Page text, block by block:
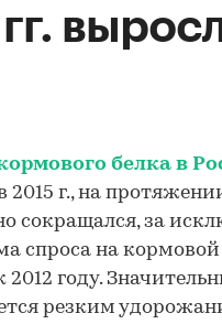
белка в
2015 г., на
сокращался, за
спроса на
году.
резким